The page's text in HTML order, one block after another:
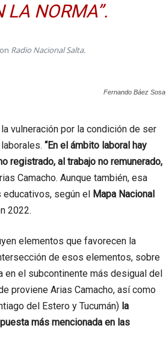
LA NORMA”.
Radio Nacional Salta.
Fernando Báez Sosa
vulneración por la condición de ser
“En el ámbito laboral hay
registrado, al trabajo no remunerado,
Camacho. Aunque también, esa
según el Mapa Nacional
2022.
elementos que favorecen la
de esos elementos, sobre
en el subcontinente más desigual del
proviene Arias Camacho, así como
del Estero y Tucumán)la
más mencionada en las